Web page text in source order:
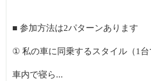
■ 参加方法は2パターンあります
① 私の車に同乗するスタイル（1台
車内で寝ら...